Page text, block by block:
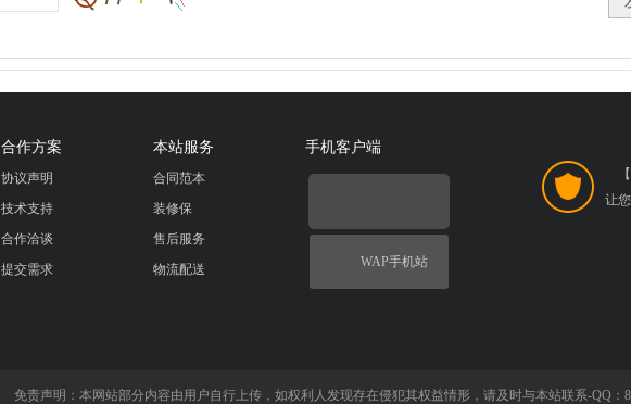
合作方案
协议声明
技术支持
合作洽谈
提交需求
本站服务
合同范本
装修保
售后服务
物流配送
手机客户端
WAP手机站
让
免责声明：本网站部分内容由用户自行上传，如权利人发现存在侵犯其权益情形，请及时与本站联系-QQ：